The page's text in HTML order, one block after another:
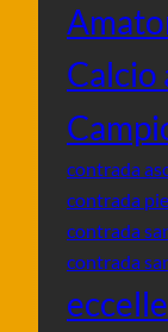
Calcio
contrada
contrada
contrada
contrada